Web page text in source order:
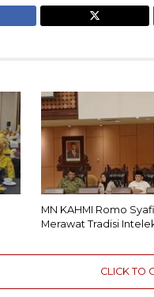
MN KAHMI Romo
Merawat Tradisi
CLICK TO